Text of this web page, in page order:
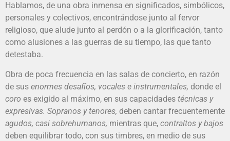
Hablamos, de una obra inmensa en significados, simbólicos,
personales y colectivos, encontrándose junto al fervor
religioso, que alude junto al perdón o a la glorificación, tanto
como alusiones a las guerras de su tiempo, las que tanto
detestaba.
Obra de poca frecuencia en las salas de concierto, en razón
de sus enormes desafíos, vocales e instrumentales, donde el
coro es exigido al máximo, en sus capacidades técnicas y
expresivas. Sopranos y tenores, deben cantar frecuentemente
agudos, casi sobrehumanos, mientras que, contraltos y bajos
deben equilibrar todo, con sus timbres, en medio de sus